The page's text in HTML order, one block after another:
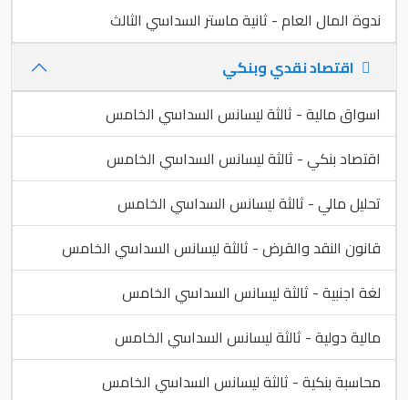
ندوة المال العام - ثانية ماستر السداسي الثالث
اقتصاد نقدي وبنكي
اسواق مالية - ثالثة ليسانس السداسي الخامس
اقتصاد بنكي - ثالثة ليسانس السداسي الخامس
تحليل مالي - ثالثة ليسانس السداسي الخامس
قانون النقد والقرض - ثالثة ليسانس السداسي الخامس
لغة اجنبية - ثالثة ليسانس السداسي الخامس
مالية دولية - ثالثة ليسانس السداسي الخامس
محاسبة بنكية - ثالثة ليسانس السداسي الخامس